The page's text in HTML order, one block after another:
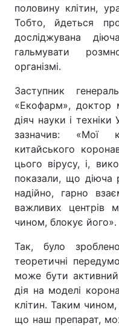
половину клітин,
Тобто, йдеться
досліджувана
гальмувати
організмі.
Заступник
«Екофарм», доктор
діяч науки і
зазначив: «Мої
китайського
цього вірусу, і,
показали, що діюча
надійно, гарно
важливих центрів
чином, блокує його».
Так, було
теоретичні
може бути активний
дія на моделі
клітин. Таким
що наш препарат,